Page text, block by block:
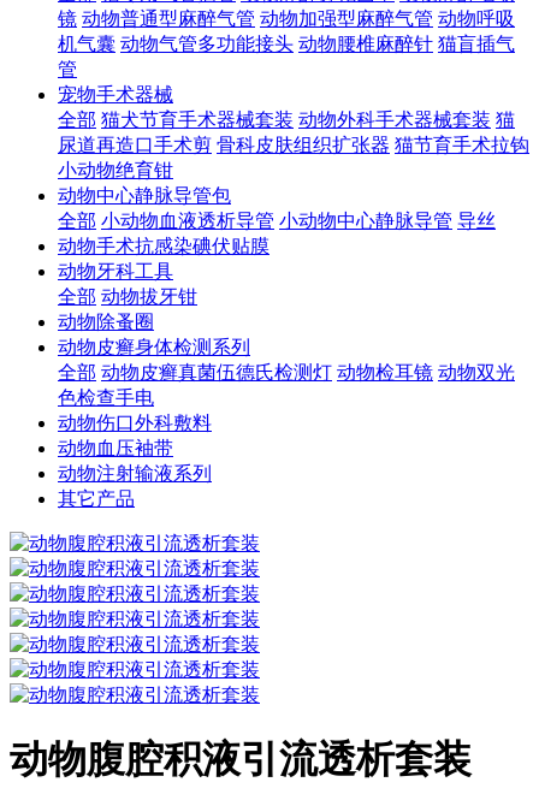
镜 动物普通型麻醉气管 动物加强型麻醉气管 动物呼吸
机气囊 动物气管多功能接头 动物腰椎麻醉针 猫盲插气
管
宠物手术器械
全部 猫犬节育手术器械套装 动物外科手术器械套装 猫
尿道再造口手术剪 骨科皮肤组织扩张器 猫节育手术拉钩
小动物绝育钳
动物中心静脉导管包
全部 小动物血液透析导管 小动物中心静脉导管 导丝
动物手术抗感染碘伏贴膜
动物牙科工具
全部 动物拔牙钳
动物除蚤圈
动物皮癣身体检测系列
全部 动物皮癣真菌伍德氏检测灯 动物检耳镜 动物双光
色检查手电
动物伤口外科敷料
动物血压袖带
动物注射输液系列
其它产品
动物腹腔积液引流透析套装